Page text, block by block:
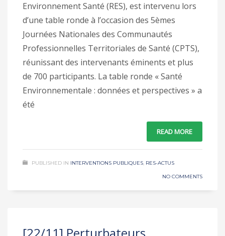
Environnement Santé (RES), est intervenu lors
d’une table ronde à l’occasion des 5èmes
Journées Nationales des Communautés
Professionnelles Territoriales de Santé (CPTS),
réunissant des intervenants éminents et plus
de 700 participants. La table ronde « Santé
Environnementale : données et perspectives » a
été
READ MORE
PUBLISHED IN INTERVENTIONS PUBLIQUES, RES-ACTUS
NO COMMENTS